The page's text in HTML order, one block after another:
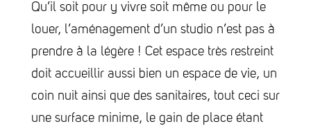
Qu’il soit pour y vivre soit même ou pour le
louer, l’aménagement d’un studio n’est pas à
prendre à la légère ! Cet espace très restreint
doit accueillir aussi bien un espace de vie, un
coin nuit ainsi que des sanitaires, tout ceci sur
une surface minime, le gain de place étant